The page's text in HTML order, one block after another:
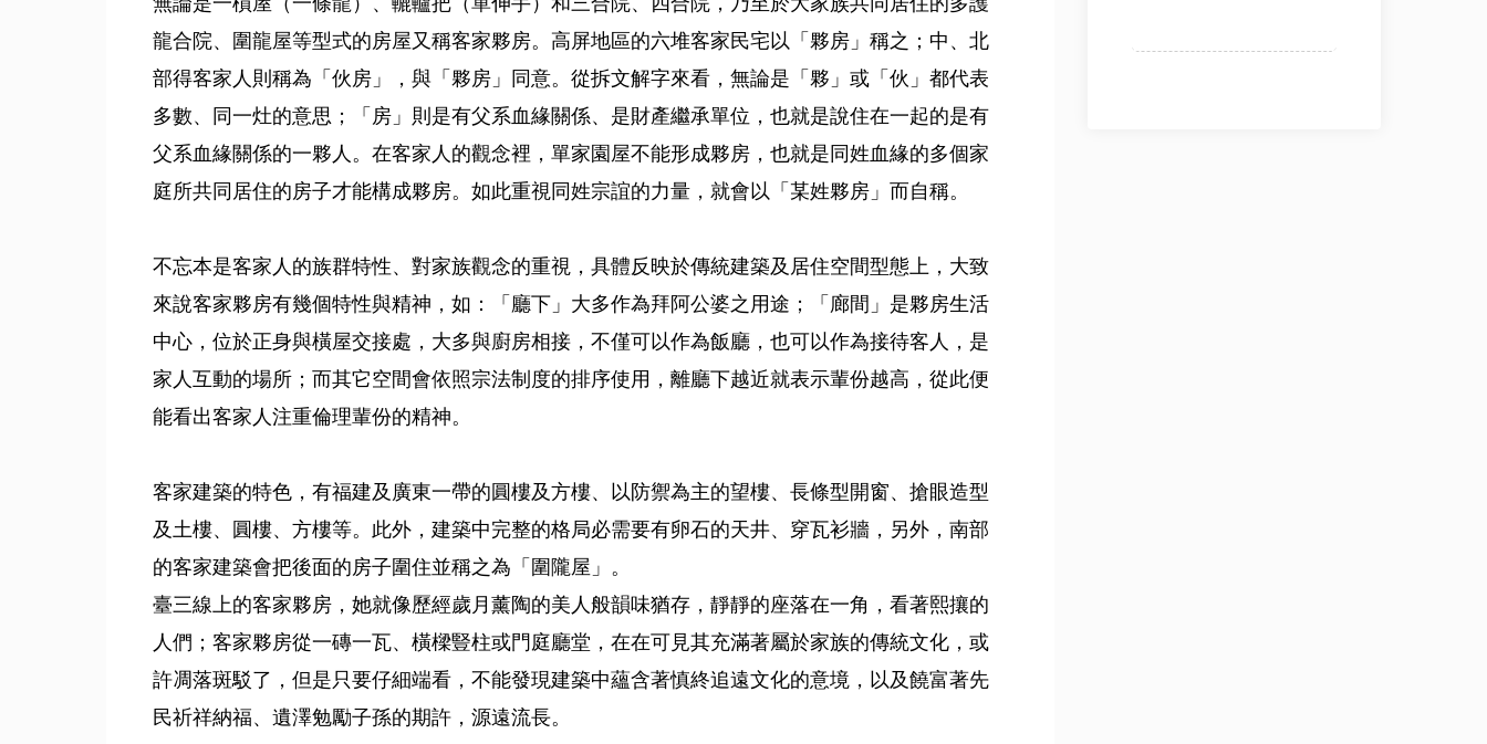
龍合院、圍龍屋等型式的房屋又稱客家夥房。高屏地區的六堆客家民宅以「夥房」稱之；中、北
部得客家人則稱為「伙房」，與「夥房」同意。從拆文解字來看，無論是「夥」或「伙」都代表
多數、同一灶的意思；「房」則是有父系血緣關係、是財產繼承單位，也就是說住在一起的是有
父系血緣關係的一夥人。在客家人的觀念裡，單家園屋不能形成夥房，也就是同姓血緣的多個家
庭所共同居住的房子才能構成夥房。如此重視同姓宗誼的力量，就會以「某姓夥房」而自稱。
不忘本是客家人的族群特性、對家族觀念的重視，具體反映於傳統建築及居住空間型態上，大致
來說客家夥房有幾個特性與精神，如：「廳下」大多作為拜阿公婆之用途；「廊間」是夥房生活
中心，位於正身與橫屋交接處，大多與廚房相接，不僅可以作為飯廳，也可以作為接待客人，是
家人互動的場所；而其它空間會依照宗法制度的排序使用，離廳下越近就表示輩份越高，從此便
能看出客家人注重倫理輩份的精神。
客家建築的特色，有福建及廣東一帶的圓樓及方樓、以防禦為主的望樓、長條型開窗、搶眼造型
及土樓、圓樓、方樓等。此外，建築中完整的格局必需要有卵石的天井、穿瓦衫牆，另外，南部
的客家建築會把後面的房子圍住並稱之為「圍隴屋」。
臺三線上的客家夥房，她就像歷經歲月薰陶的美人般韻味猶存，靜靜的座落在一角，看著熙攘的
人們；客家夥房從一磚一瓦、橫樑豎柱或門庭廳堂，在在可見其充滿著屬於家族的傳統文化，或
許凋落斑駁了，但是只要仔細端看，不能發現建築中蘊含著慎終追遠文化的意境，以及饒富著先
民祈祥納福、遺澤勉勵子孫的期許，源遠流長。